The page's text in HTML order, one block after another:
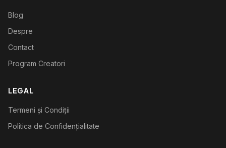
Blog
Despre
Contact
Program Creatori
LEGAL
Termeni și Condiții
Politica de Confidențialitate